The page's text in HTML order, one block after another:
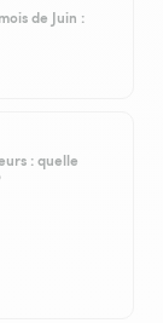
de Juin :
: quelle